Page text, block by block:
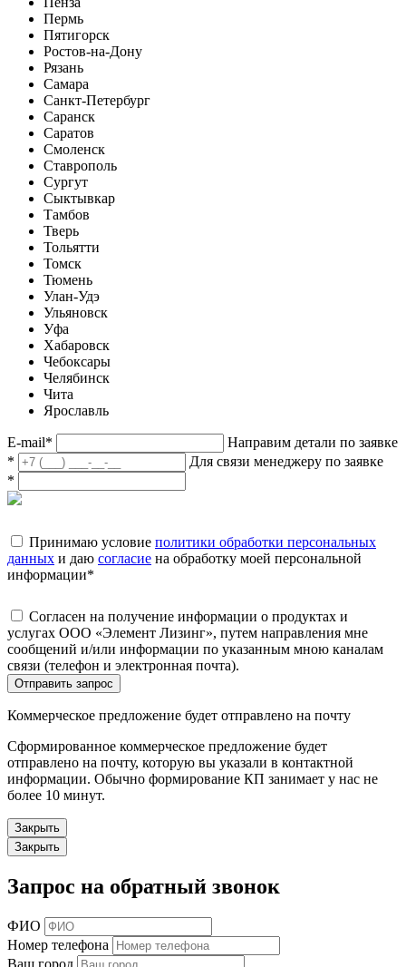
Пермь
Пятигорск
Ростов-на-Дону
Рязань
Самара
Санкт-Петербург
Саранск
Саратов
Смоленск
Ставрополь
Сургут
Сыктывкар
Тамбов
Тверь
Тольятти
Томск
Тюмень
Улан-Удэ
Ульяновск
Уфа
Хабаровск
Чебоксары
Челябинск
Чита
Ярославль
E-mail*
Направим детали по заявке
*
Для связи менеджеру по заявке
*
Принимаю условие политики обработки персональных
данных и даю согласие на обработку моей персональной
информации*
Согласен на получение информации о продуктах и
услугах ООО «Элемент Лизинг», путем направления мне
сообщений и/или информации по указанным мною каналам
связи (телефон и электронная почта).
Отправить запрос
Коммерческое предложение будет отправлено на почту
Сформированное коммерческое предложение будет
отправлено на почту, которую вы указали в контактной
информации. Обычно формирование КП занимает у нас не
более 10 минут.
Закрыть
Закрыть
Запрос на обратный звонок
ФИО
Номер телефона
Ваш город